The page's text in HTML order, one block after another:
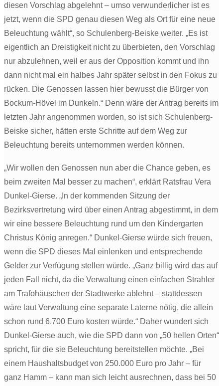
diesen Vorschlag abgelehnt – umso verwunderlicher ist es
jetzt, wenn die SPD genau diesen Weg als Ort für eine neue
Beleuchtung wählt“, so Schulenberg-Beiske weiter. „Es ist
eigentlich an Dreistigkeit nicht zu überbieten, den Vorschlag
nur abzulehnen, weil er aus der Opposition kommt und ihn
dann nicht mal ein halbes Jahr später selbst in den Fokus zu
rücken. Die Genossen lassen hier bewusst die Bürger von
Bockum-Hövel im Dunkeln.“ Denn wäre der Antrag bereits im
letzten Jahr angenommen worden, so ist sich Schulenberg-
Beiske sicher, hätten erste Schritte auf dem Weg zur
Beleuchtung bereits unternommen werden können.
„Wir wollen den Genossen nun aber die Chance geben, es
beim zweiten Mal besser zu machen“, erklärt Ratsfrau Vera
Dunkel-Gierse. „In der kommenden Sitzung der
Bezirksvertretung wird über einen Antrag abgestimmt, in dem
wir eine bessere Beleuchtung rund um den Kindergarten
Christus König anregen.“ Dunkel-Gierse würde sich freuen,
wenn die SPD dieses Mal einlenken und entsprechende
Gelder zur Verfügung stellen würde. „Ganz billig wird das auf
jeden Fall nicht, da die Verwaltung einen einfachen Strahler
am Trafohäuschen der Stadtwerke ablehnt – stattdessen
wäre laut Verwaltung eine separate Laterne nötig, die allein
schon rund 6.700 Euro kosten würde.“ Daher wundert sich
Dunkel-Gierse auch, wie die SPD dann von „50 hellen Orten“
spricht, für die sie Beleuchtung bereitstellen möchte. „Bei
einem Haushaltsbudget von 250.000 Euro pro Jahr – für
ganz Hamm – kann man sich leicht ausrechnen, dass bei 50